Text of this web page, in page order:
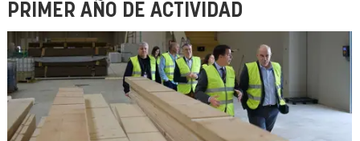
PRIMER AÑO DE ACTIVIDAD